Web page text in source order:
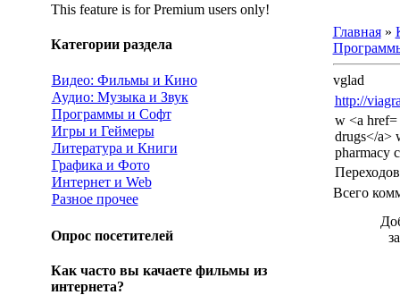
This feature is for Premium users only!
Категории раздела
Видео: Фильмы и Кино
Аудио: Музыка и Звук
Программы и Софт
Игры и Геймеры
Литература и Книги
Графика и Фото
Интернет и Web
Разное прочее
Опрос посетителей
Как часто вы качаете фильмы из
интернета?
Главная»
vglad
http://
w <a href=
drugs</a>
pharmacy
Переходов
Всего